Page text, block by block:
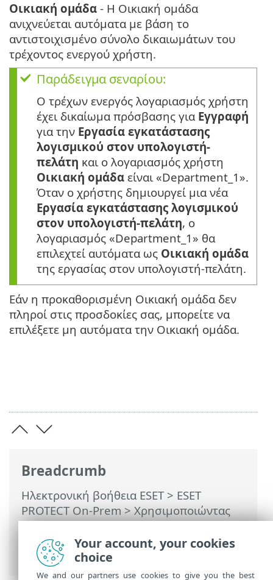
Breadcrumb
Ηλεκτρονική βοήθεια ESET> ESET
PROTECT On-Prem>Χρησιμοποιώντας
το ESET PROTECT On-Prem>ESET
PROTECT On-Prem Κύριο μενού >
Πολιτικές
> Σημαίες
Οικιακή ομάδα - Η Οικιακή ομάδα
ανιχνεύεται αυτόματα με βάση το
αντιστοιχισμένο σύνολο δικαιωμάτων του
τρέχοντος ενεργού χρήστη.
Παράδειγμα σεναρίου:
Ο τρέχων ενεργός λογαριασμός χρήστη
έχει δικαίωμα πρόσβασης για Εγγραφή
για την Εργασία εγκατάστασης
λογισμικού στον υπολογιστή-
πελάτη και ο λογαριασμός χρήστη
Οικιακή ομάδα είναι «Department_1».
Όταν ο χρήστης δημιουργεί μια νέα
Εργασία εγκατάστασης λογισμικού
στον υπολογιστή-πελάτη, ο
λογαριασμός «Department_1» θα
επιλεχτεί αυτόματα ως Οικιακή ομάδα
της εργασίας στον υπολογιστή-πελάτη.
Εάν η προκαθορισμένη Οικιακή ομάδα δεν
πληροί στις προσδοκίες σας, μπορείτε να
επιλέξετε μη αυτόματα την Οικιακή ομάδα.
Your account, your cookies
choice
We and our partners use cookies to give you the best